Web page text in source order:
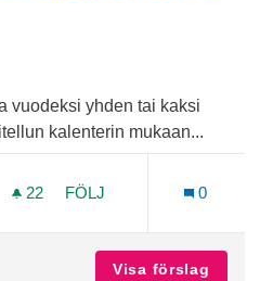
vuodeksi yhden tai kaksi
kalenterin mukaan...
22 22 FÖLJARE
FÖLJ
0
Visa förslag